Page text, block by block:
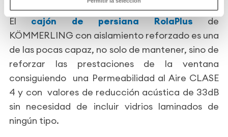
El cajón de persiana RolaPlus de
KÖMMERLING con aislamiento reforzado es una
de las pocas capaz, no solo de mantener, sino de
reforzar las prestaciones de la ventana
consiguiendo una Permeabilidad al Aire CLASE
4 y con valores de reducción acústica de 33dB
sin necesidad de incluir vidrios laminados de
ningún tipo.